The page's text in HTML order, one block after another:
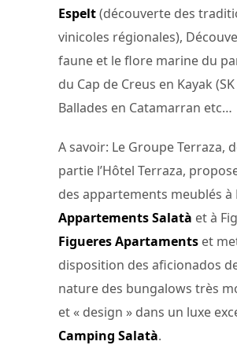
Espelt(découverte des
vinicoles régionales),
faune et le flore marine du
du Cap de Creus en Kayak
Ballades en Catamarran etc…
A savoir: Le Groupe Terraza,
partie l’Hôtel Terraza,
des appartements meublés à
Appartements Salatà et à
Figueres Apartaments et
disposition des aficionados
nature des bungalows très
et « design » dans un luxe
Camping Salatà.